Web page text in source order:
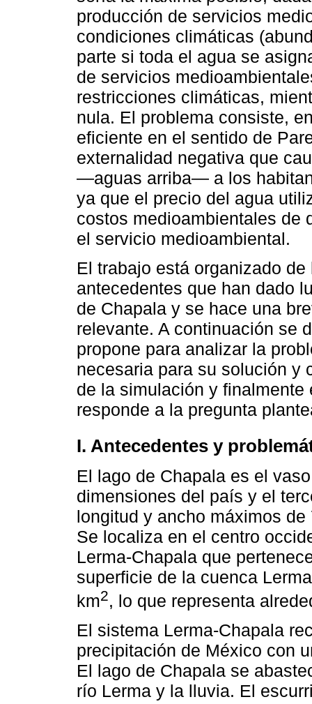
producción de servicios
condiciones climáticas
parte si toda el agua se
de servicios
restricciones climáticas,
nula. El problema consiste,
eficiente en el sentido de
externalidad negativa que
—aguas arriba— a los
ya que el precio del agua
costos medioambientales de
el servicio medioambiental.
El trabajo está organizado
antecedentes que han dado
de Chapala y se hace una
relevante. A continuación se
propone para analizar la
necesaria para su solución y
de la simulación y
responde a la pregunta
I. Antecedentes y
El lago de Chapala es el
dimensiones del país y el
longitud y ancho máximos
Se localiza en el centro
Lerma-Chapala que
superficie de la cuenca
km2, lo que representa
El sistema Lerma-Chapala
precipitación de México con
El lago de Chapala se
río Lerma y la lluvia. El